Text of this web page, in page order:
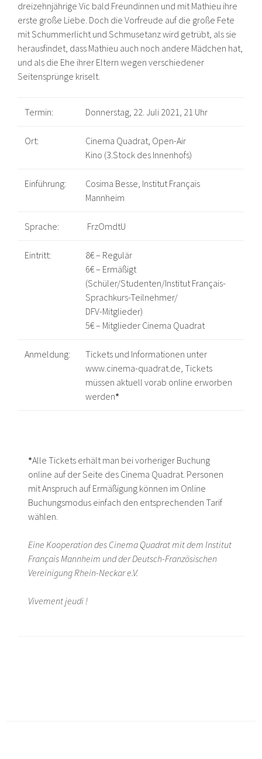
dreizehnjährige Vic bald Freundinnen und mit Mathieu ihre
erste große Liebe. Doch die Vorfreude auf die große Fete
mit Schummerlicht und Schmusetanz wird getrübt, als sie
herausfindet, dass Mathieu auch noch andere Mädchen hat,
und als die Ehe ihrer Eltern wegen verschiedener
Seitensprünge kriselt.
Termin: Donnerstag, 22. Juli 2021, 21 Uhr
Ort:
Cinema Quadrat, Open-Air
Kino (3.Stock des Innenhofs)
Einführung:
Cosima Besse, Institut Français
Mannheim
Sprache: FrzOmdtU
Eintritt:
8€ – Regulär
6€ – Ermäßigt
(Schüler/Studenten/Institut Français-
Sprachkurs-Teilnehmer/
DFV-Mitglieder)
5€ – Mitglieder Cinema Quadrat
Anmeldung:
Tickets und Informationen unter
www.cinema-quadrat.de, Tickets
müssen aktuell vorab online erworben
werden*
*Alle Tickets erhält man bei vorheriger Buchung
online auf der Seite des Cinema Quadrat. Personen
mit Anspruch auf Ermäßigung können im Online
Buchungsmodus einfach den entsprechenden Tarif
wählen.
Eine Kooperation des Cinema Quadrat mit dem Institut
Français Mannheim und der Deutsch-Französischen
Vereinigung Rhein-Neckar e.V.
Vivement jeudi !